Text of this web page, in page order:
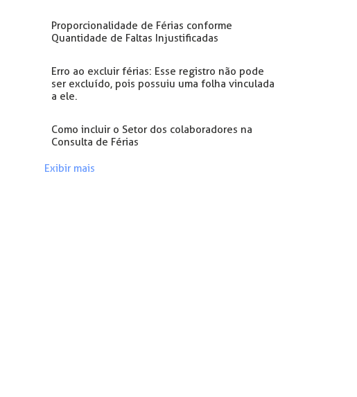
Proporcionalidade de Férias conforme
Quantidade de Faltas Injustificadas
Erro ao excluir férias: Esse registro não pode
ser excluído, pois possuiu uma folha vinculada
a ele.
Como incluir o Setor dos colaboradores na
Consulta de Férias
Exibir mais